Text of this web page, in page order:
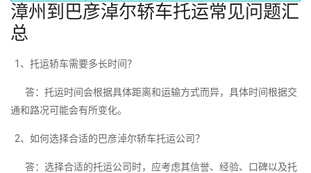
漳州到巴彦淖尔轿车托运常见问题汇
总
1、托运轿车需要多长时间？
答：托运时间会根据具体距离和运输方式而异，具体时间根据交
通和路况可能会有所变化。
2、如何选择合适的巴彦淖尔轿车托运公司？
答：选择合适的托运公司时，应考虑其信誉、经验、口碑以及托